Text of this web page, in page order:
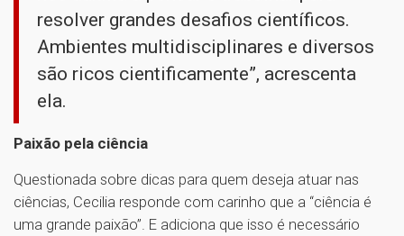
resolver grandes desafios científicos.
Ambientes multidisciplinares e diversos
são ricos cientificamente”, acrescenta
ela.
Paixão pela ciência
Questionada sobre dicas para quem deseja atuar nas
ciências, Cecilia responde com carinho que a “ciência é
uma grande paixão”. E adiciona que isso é necessário